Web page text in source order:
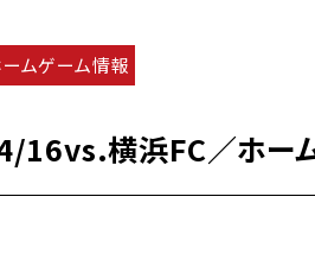
ムゲーム情報
4/16vs.横浜FC／ホー